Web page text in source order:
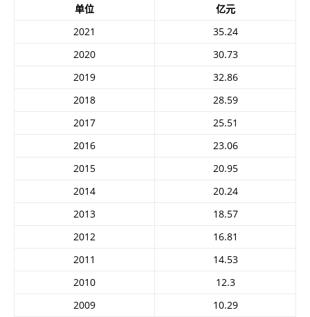
单位
亿元
2021
35.24
2020
30.73
2019
32.86
2018
28.59
2017
25.51
2016
23.06
2015
20.95
2014
20.24
2013
18.57
2012
16.81
2011
14.53
2010
12.3
2009
10.29